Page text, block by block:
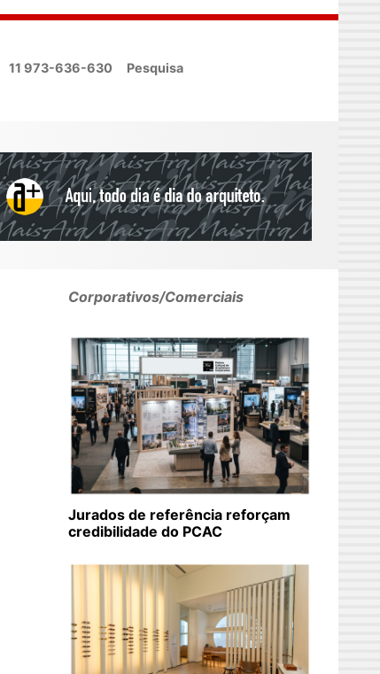
11 973-636-630 Pesquisa
Corporativos/Comerciais
Jurados de referência reforçam
credibilidade do PCAC